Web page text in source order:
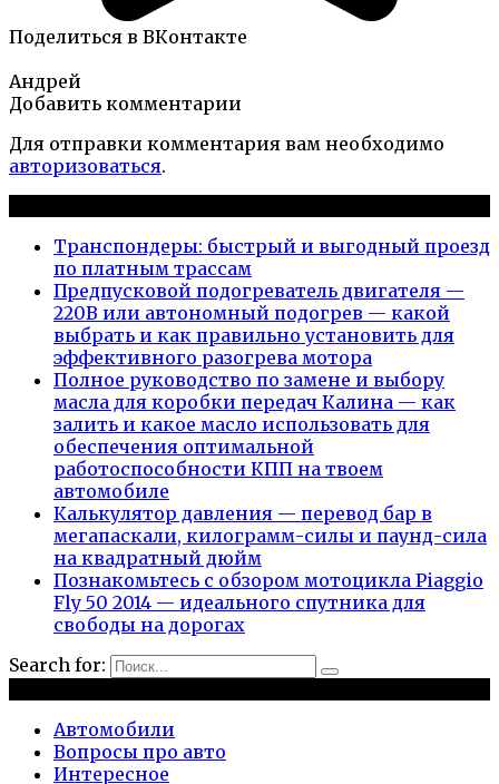
Поделиться в ВКонтакте
Андрей
Добавить комментарии
Для отправки комментария вам необходимо
авторизоваться.
Транспондеры: быстрый и выгодный проезд
по платным трассам
Предпусковой подогреватель двигателя —
220В или автономный подогрев — какой
выбрать и как правильно установить для
эффективного разогрева мотора
Полное руководство по замене и выбору
масла для коробки передач Калина — как
залить и какое масло использовать для
обеспечения оптимальной
работоспособности КПП на твоем
автомобиле
Калькулятор давления — перевод бар в
мегапаскали, килограмм-силы и паунд-сила
на квадратный дюйм
Познакомьтесь с обзором мотоцикла Piaggio
Fly 50 2014 — идеального спутника для
свободы на дорогах
Search for:
Автомобили
Вопросы про авто
Интересное